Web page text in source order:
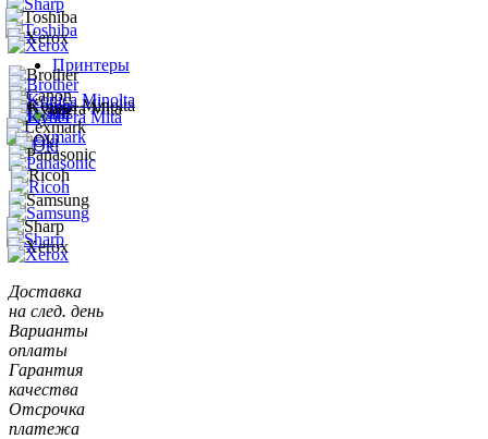
Принтеры
Доставка
на след. день
Варианты
оплаты
Гарантия
качества
Отсрочка
платежа